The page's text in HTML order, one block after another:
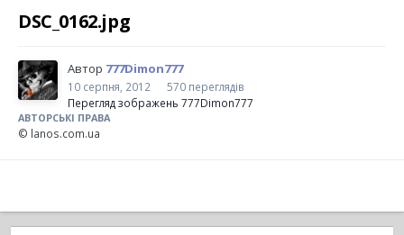
DSC_0162.jpg
Автор 777Dimon777
10 серпня, 2012
570 переглядів
Перегляд зображень 777Dimon777
АВТОРСЬКІ ПРАВА
© lanos.com.ua